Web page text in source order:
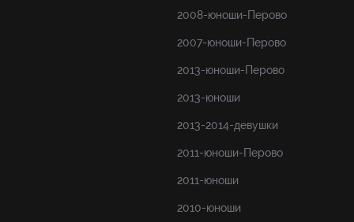
2008-юноши-Перово
2007-юноши-Перово
2013-юноши-Перово
2013-юноши
2013-2014-девушки
2011-юноши-Перово
2011-юноши
2010-юноши